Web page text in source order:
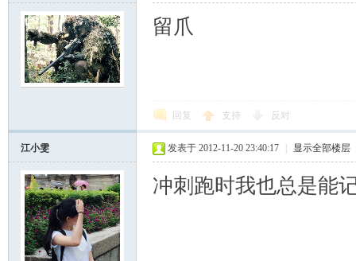
留爪
回复 支持 反对
江小雯 发表于 2012-11-20 23:40:17 显示全部楼层
冲刺跑时我也总是能